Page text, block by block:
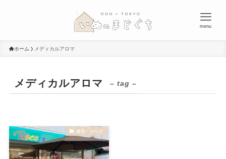
menu
ホーム メディカルアロマ
メディカルアロマ – tag –
健康・からだ